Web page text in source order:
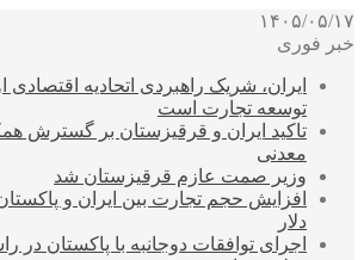
۱۴۰۵/۰۵/۱۷
خبر فوری
ایران، شریک راهبردی اتحادیه اقتصادی
توسعه تجارت است
تاکید ایران و قرقیزستان بر گسترش
معدنی
وزیر صمت عازم قرقیزستان شد
دلار
اجرای توافقات دوجانبه با پاکستان